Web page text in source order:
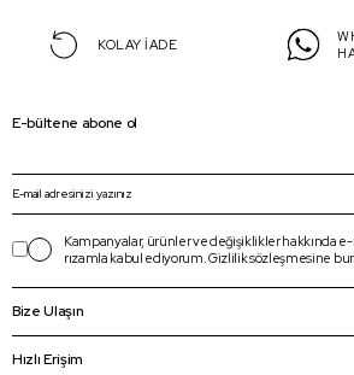
KOLAY İADE
E-bültene abone ol
Kampanyalar, ürünler ve değişiklikler hakkında
rızamla kabul ediyorum.Gizlilik sözleşmesine
Bize Ulaşın
Hızlı Erişim